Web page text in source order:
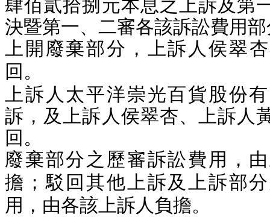
肆佰貳拾捌元本息 之上訴及第
決暨第一、二審各該訴訟費用
上開 廢棄部分，上訴人侯翠
回。
上訴人太平洋崇光百貨股份
訴，及上訴人侯翠杏、上訴人
回。
廢棄部分之歷審訴訟費用，
擔；駁回其他上訴及上訴部分
用，由各該上訴人負擔。